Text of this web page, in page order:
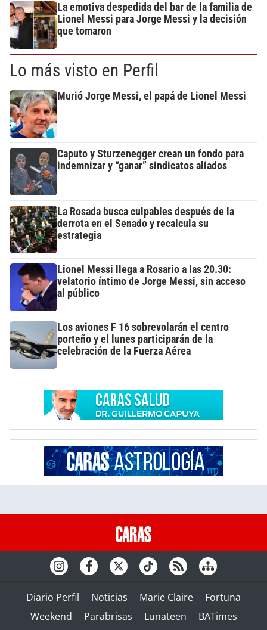
La emotiva despedida del bar de la familia de
Lionel Messi para Jorge Messi y la decisión
que tomaron
Lo más visto en Perfil
Murió Jorge Messi, el papá de Lionel Messi
Caputo y Sturzenegger crean un fondo para
indemnizar y “ganar” sindicatos aliados
La Rosada busca culpables después de la
derrota en el Senado y recalcula su
estrategia
Lionel Messi llega a Rosario a las 20.30:
velatorio íntimo de Jorge Messi, sin acceso
al público
Los aviones F 16 sobrevolarán el centro
porteño y el lunes participarán de la
celebración de la Fuerza Aérea
Diario Perfil Noticias Marie Claire
Fortuna
Weekend
Parabrisas Lunateen BATimes